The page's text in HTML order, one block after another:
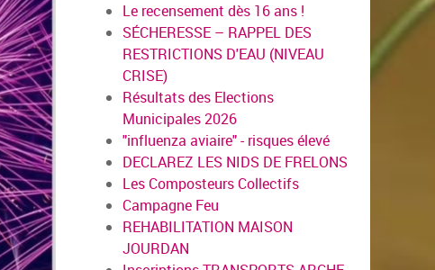
Le recensement dès 16 ans !
SÉCHERESSE – RAPPEL DES
RESTRICTIONS D'EAU (NIVEAU
CRISE)
Résultats des Elections
Municipales 2026
"influenza aviaire" - risques élevé
DECLAREZ LES NIDS DE FRELONS
Les Composteurs Collectifs
Campagne Feu
REHABILITATION MAISON
JOURDAN